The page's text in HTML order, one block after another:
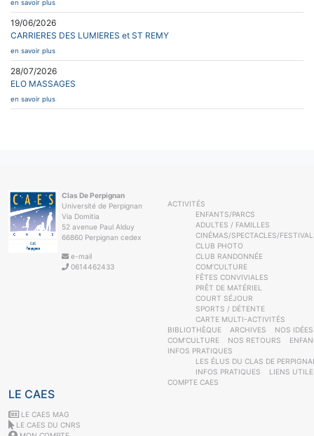
en savoir plus
19/06/2026
CARRIERES DES LUMIERES et ST REMY
en savoir plus
28/07/2026
ELO MASSAGES
en savoir plus
Clas De Perpignan
Université de Perpignan
Via Domitia
52 avenue Paul Alduy
66860 Perpignan cedex
e-mail
0614462433
ACTIVITÉS
ENFANTS/PARCS
ADULTES / FAMILLES
CINÉMAS/SPECTACLES/
CLUB PHOTO
CLUB RANDONNÉE
COM’CULTURE
FÊTES CONVIVIALES
PRÊT DE MATÉRIEL
COURT SÉJOUR
SPORTS / DÉTENTE
CARTE MULTI-ACTIVITÉS
BIBLIOTHÈQUE
ARCHIVES
NOS IDÉES
COM’CULTURE
NOS RETOURS
INFOS PRATIQUES
LES ÉLUS DU CLAS DE
INFOS PRATIQUES
LIENS
COMPTE CAES
LE CAES
LE CAES MAG
LE CAES DU CNRS